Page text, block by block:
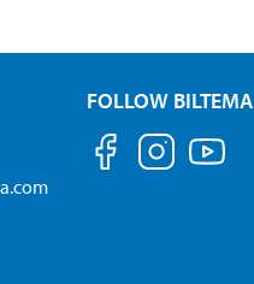
FOLLOW BILTEMA